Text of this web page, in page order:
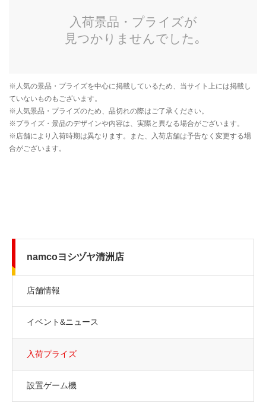
namcoヨシヅヤ清洲店
店舗情報
イベント&ニュース
入荷プライズ
設置ゲーム機